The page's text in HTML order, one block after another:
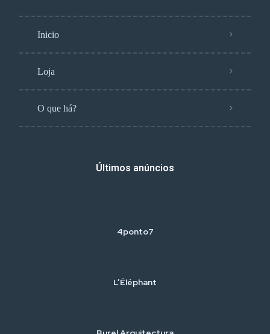
Inicio
Loja
O que há?
Últimos anúncios
4ponto7
L’Éléphant